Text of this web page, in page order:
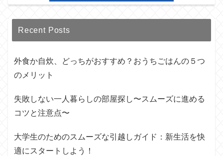
Recent Posts
外食か自炊、どっちがおすすめ？おうちごはんの５つ
のメリット
失敗しない一人暮らしの部屋探し〜スムーズに進める
コツと注意点〜
大学生のためのスムーズな引越しガイド：新生活を快
適にスタートしよう！